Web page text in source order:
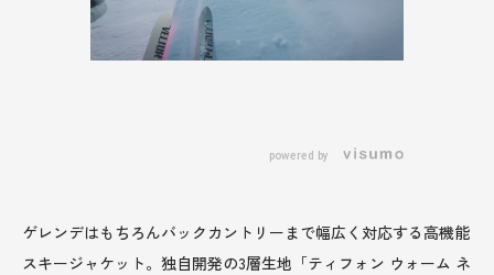
powered by
ゲレンデはもちろんバックカントリーまで幅広く対応する高機能
スキージャケット。独自開発の3層生地「ティフォン ウォーム ネ